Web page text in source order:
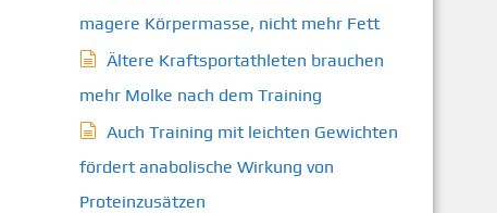
magere Körpermasse, nicht mehr Fett
Ältere Kraftsportathleten brauchen
mehr Molke nach dem Training
Auch Training mit leichten Gewichten
fördert anabolische Wirkung von
Proteinzusätzen